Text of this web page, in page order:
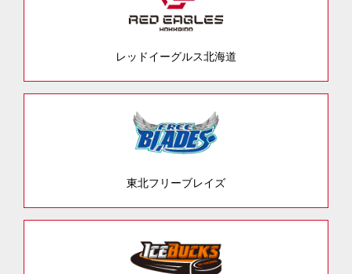
レッドイーグルス北海道
東北フリーブレイズ